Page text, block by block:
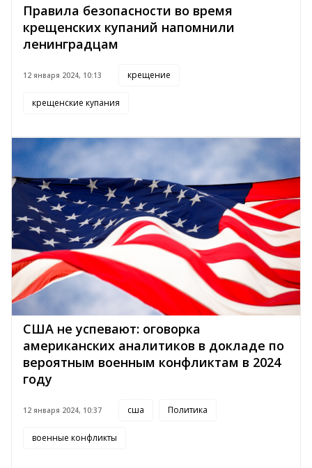
Правила безопасности во время
крещенских купаний напомнили
ленинградцам
12 января 2024, 10:13 крещение
крещенские купания
США не успевают: оговорка
американских аналитиков в докладе по
вероятным военным конфликтам в 2024
году
12 января 2024, 10:37 сша Политика
военные конфликты